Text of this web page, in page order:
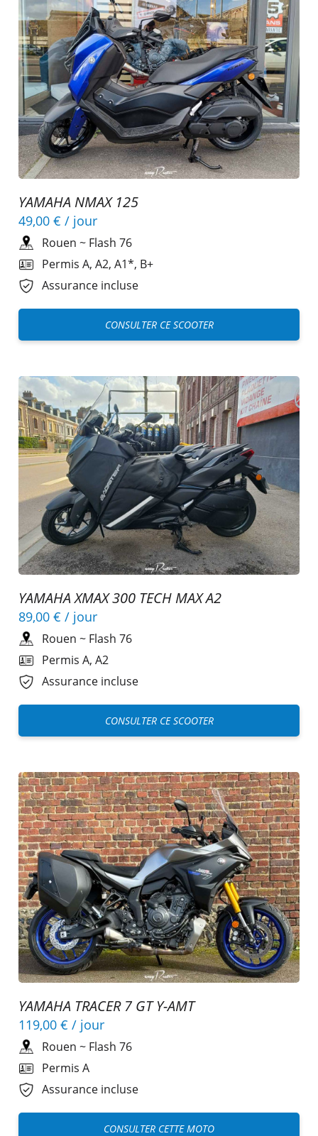
YAMAHA NMAX 125
49,00 € / jour
Rouen ~ Flash 76
Permis A, A2, A1*, B+
Assurance incluse
CONSULTER CE SCOOTER
YAMAHA XMAX 300 TECH MAX A2
89,00 € / jour
Rouen ~ Flash 76
Permis A, A2
Assurance incluse
CONSULTER CE SCOOTER
YAMAHA TRACER 7 GT Y-AMT
119,00 € / jour
Rouen ~ Flash 76
Permis A
Assurance incluse
CONSULTER CETTE MOTO